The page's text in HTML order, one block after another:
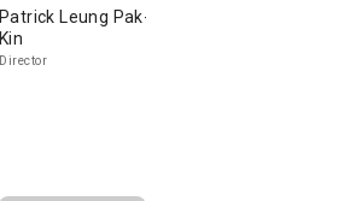
Patrick Leung Pak-
Kin
Director